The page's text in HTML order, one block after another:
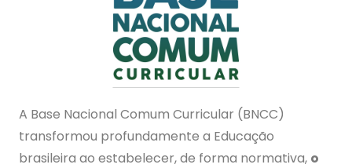
A Base Nacional Comum Curricular (BNCC)
transformou profundamente a Educação
brasileira ao estabelecer, de forma normativa, o